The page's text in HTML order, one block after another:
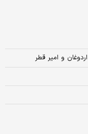
و امیر قطر